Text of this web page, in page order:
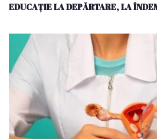
EDUCAȚIE LA DEPĂRTARE, LA